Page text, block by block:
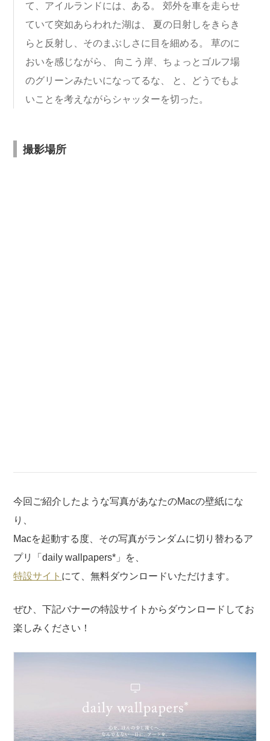
て、アイルランドには、ある。 郊外を車を走らせ
ていて突如あらわれた湖は、 夏の日射しをきらき
らと反射し、そのまぶしさに目を細める。 草のに
おいを感じながら、 向こう岸、ちょっとゴルフ場
のグリーンみたいになってるな、 と、どうでもよ
いことを考えながらシャッターを切った。
撮影場所
今回ご紹介したような写真があなたのMacの壁紙にな
り、
Macを起動する度、その写真がランダムに切り替わるア
プリ「daily wallpapers*」を、
特設サイト にて、無料ダウンロードいただけます。
ぜひ、下記バナーの特設サイトからダウンロードしてお
楽しみください！